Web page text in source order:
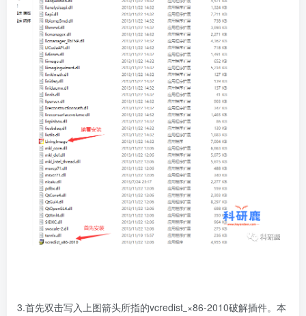
3.首先双击写入上图箭头所指的vcredist–×86-2010破解插件。本